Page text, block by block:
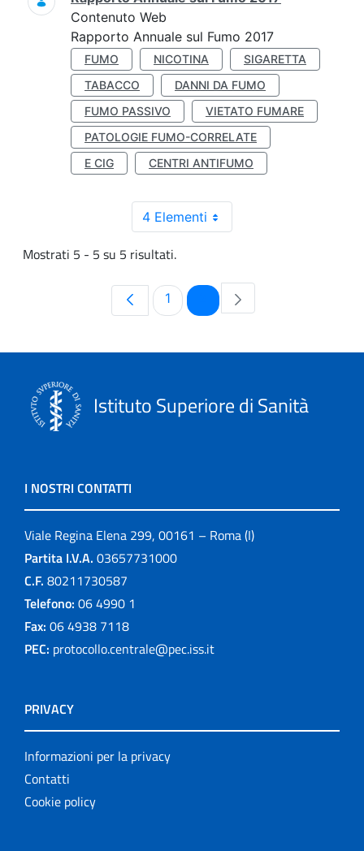
Contenuto Web
Rapporto Annuale sul Fumo 2017
FUMO NICOTINA
SIGARETTA
TABACCO
DANNI DA FUMO
FUMO PASSIVO
VIETATO FUMARE
PATOLOGIE FUMO-CORRELATE
E CIG
CENTRI ANTIFUMO
4 Elementi
Mostrati 5 - 5 su 5 risultati.
Pagina
1 Pagina
Istituto Superiore di Sanità
I NOSTRI CONTATTI
Viale Regina Elena 299, 00161 – Roma (I)
Partita I.V.A. 03657731000
C.F. 80211730587
Telefono: 06 4990 1
Fax: 06 4938 7118
PEC: protocollo.centrale@pec.iss.it
PRIVACY
Informazioni per la privacy
Contatti
Cookie policy